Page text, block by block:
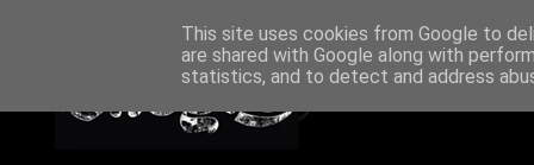
This site uses cookies from Google to
are shared with Google along with
statistics, and to detect and address